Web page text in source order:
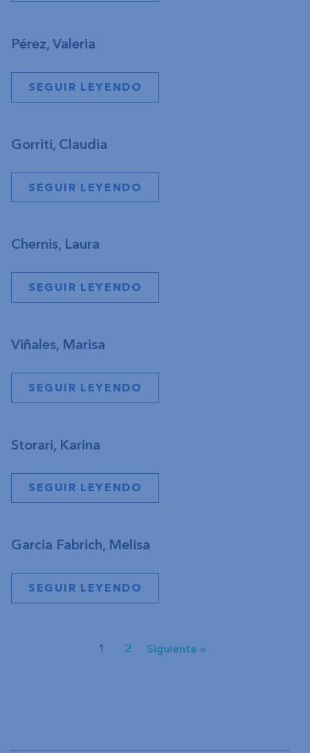
Pérez, Valeria
SEGUIR LEYENDO
Gorriti, Claudia
SEGUIR LEYENDO
Chernis, Laura
SEGUIR LEYENDO
Viñales, Marisa
SEGUIR LEYENDO
Storari, Karina
SEGUIR LEYENDO
Garcia Fabrich, Melisa
SEGUIR LEYENDO
1 2 Siguiente »